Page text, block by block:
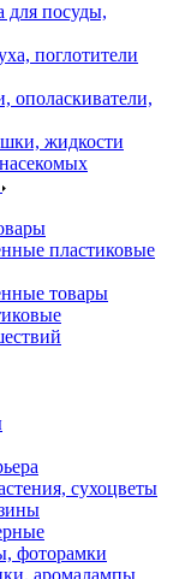
посуды,
поглотители
ополаскиватели,
жидкости
пластиковые
товары
сухоцветы
фоторамки
аромалампы